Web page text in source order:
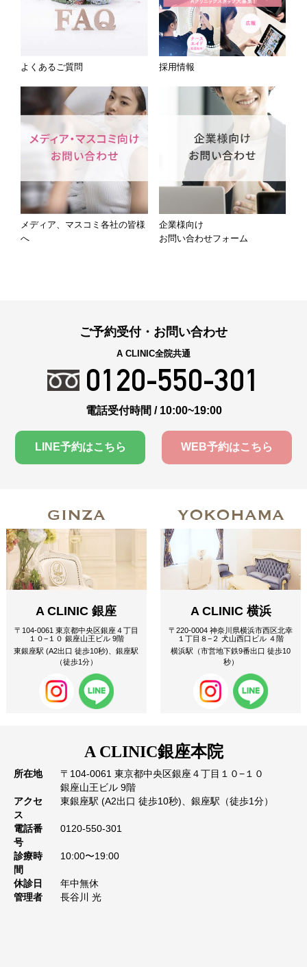
よくあるご質問 採用情報
メディア、マスコミ各社の皆様
へ
企業様向け
お問い合わせフォーム
ご予約受付・お問い合わせ
A CLINIC全院共通
0120-550-301
電話受付時間 / 10:00~19:00
LINE予約はこちら WEB予約はこちら
GINZA
A CLINIC 銀座
〒104-0061 東京都中央区銀座４丁目
１０−１０ 銀座山王ビル 9階
東銀座駅 (A2出口 徒歩10秒)、銀座駅
（徒歩1分）
YOKOHAMA
A CLINIC 横浜
〒220-0004 神奈川県横浜市西区北幸
１丁目８−２ 犬山西口ビル ４階
横浜駅（市営地下鉄9番出口 徒歩10
秒）
A CLINIC銀座本院
所在地
〒104-0061 東京都中央区銀座４丁目１０−１０
銀座山王ビル 9階
アクセ
ス
東銀座駅 (A2出口 徒歩10秒)、銀座駅（徒歩1分）
電話番
号
0120-550-301
診療時
間
10:00〜19:00
休診日
年中無休
管理者
長谷川 光